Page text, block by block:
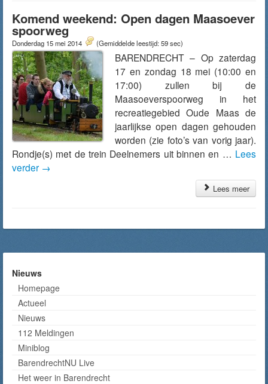
Komend weekend: Open dagen Maasoever
spoorweg
Donderdag 15 mei 2014 (Gemiddelde leestijd: 59 sec)
BARENDRECHT – Op zaterdag
17 en zondag 18 mei (10:00 en
17:00) zullen bij de
Maasoeverspoorweg in het
recreatiegebied Oude Maas de
jaarlijkse open dagen gehouden
worden (zie foto’s van vorig jaar).
Rondje(s) met de trein Deelnemers uit binnen en … Lees
verder →
Lees meer
Nieuws
Homepage
Actueel
Nieuws
112 Meldingen
Miniblog
BarendrechtNU Live
Het weer in Barendrecht